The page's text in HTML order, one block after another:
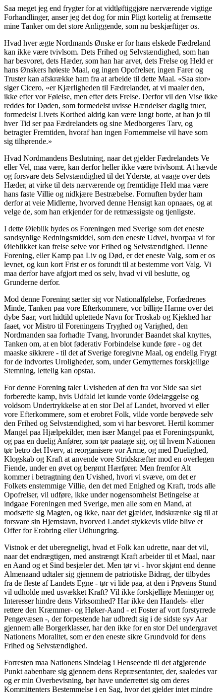
Saa meget jeg end frygter for at vidtløftiggjøre nærværende vigtige
Forhandlinger, anser jeg det dog for min Pligt kortelig at fremsætte
mine Tanker om det store Anliggende, som nu beskjæftiger os.
Hvad hver ægte Nordmands Ønske er for hans elskede Fædreland
kan ikke være tvivlsom. Dets Frihed og Selvstændighed, som han
har besvoret, dets Hæder, som han har arvet, dets Frelse og Held er
hans Ønskers høieste Maal, og ingen Opofrelser, ingen Farer og
Truster kan afskrække ham fra at arbeide til dette Maal. «Saa stor»
siger Cicero, «er Kjærligheden til Fædrelandet, at vi maaler den,
ikke efter vor Følelse, men efter dets Frelse. Derfor vil den Vise ikke
reddes for Døden, som formedelst uvisse Hændelser daglig truer,
formedelst Livets Korthed aldrig kan være langt borte, at han jo til
hver Tid ser paa Fædrelandets og sine Medborgeres Tarv, og
betragter Fremtiden, hvoraf han ingen Fornemmelse vil have som
sig tilhørende.»
Hvad Nordmandens Beslutning, naar det gjelder Fædrelandets Ve
eller Vel, maa være, kan derfor heller ikke være tvivlsomt. At hævde
og forsvare dets Selvstændighed til det Yderste, at vaage over dets
Hæder, at virke til dets nærværende og fremtidige Held maa være
hans faste Villie og nidkjære Bestræbelse. Fornuften byder ham
derfor at veie Midlerne, hvorved denne Hensigt kan opnaaes, og at
velge de, som han erkjender for de retmæssigste og tjenligste.
I dette Øieblik bydes os Foreningen med Sverige som det eneste
sandsynlige Redningsmiddel, som den eneste Udvei, hvorpaa vi for
Øieblikket kan frelse selve vor Frihed og Selvstændighed. Denne
Forening, eller Kamp paa Liv og Død, er det eneste Valg, som er os
levnet, og kun kort Frist er os forundt til at bestemme vort Valg. Vi
maa derfor have afgjort med os selv, hvad vi vil beslutte, og
Grunderne derfor.
Mod denne Forening sætter sig vor Nationalfølelse, Forfædrenes
Minde, Tanken paa vore Efterkommere, vor billige Harme over det
dybe Saar, vort hidtild uplettede Navn for Troskab og Kjekhed har
faaet, vor Mistro til Foreningens Tryghed og Varighed, den
Nordmanden saa forhadte Tvang, hvorunder Baandet skal knyttes,
Tanken om, at en blot føderativ Forbindelse kunde føre - og det
maaske sikkrere - til det af Sverige foregivne Maal, og endelig Frygt
for de indvortes Uroligheder, som, under Gemytternes forskjellige
Stemning, lettelig kan opstaa.
For denne Forening taler Uvisheden af den fra vor Side saa slet
forberedte kamp, hvis Udfald let kunde vorde Ødelæggelse og
voldsom Undertrykkelse at en stor Del af Landet, hvorved vi eller
vore Efterkommere, som et erobret Folk, vilde vorde berøvede selv
den Frihed og Selvstændighed, som vi har besvoret. Hertil kommer
Mangel paa Hjælpekilder, men især Mangel paa et Foreningspunkt,
og paa en duelig Anfører, som tør paatage sig, og til hvem Nationen
tør betro det Hverv, at reorganisere vor Arme, og med Duelighed,
Klogskab og Kraft at anvende vore Stridskræfter mod en overlegen
Fiende, under en øvet og berømt Hærfører. Men fremfor Alt
kommer i betragtning den Uvished, hvori vi svæve, om det er
Folkets enstemmige Villie, den det med Enighed og Kraft, trods alle
Opofrelser, vil udføre, ikke under nogensomhelst Betingelse at
indgaae Foreningen med Sverige, men alle som en Mand, at
modsætte sig Magten, og ikke, naar det gjælder, indskrænke sig til at
forsvare sin Hjemstavn, hvorved Landet stykkevis vilde blive et
Offer for Erobring eller Udhungring.
Vistnok er det uberegneligt, hvad et Folk kan udrette, naar det vil,
naar det endrægtigen, med anstrængt Kraft arbeider til et Maal, naar
en Aand og et Sind besjæler det. Men tør vi - hvor skjønt end denne
Almenaand udtaler sig gjennem de patriotiske Bidrag, der tilbydes
fra de fleste af Landets Egne - tør vi lide paa, at den i Prøvens Stund
vil udholde med usvækket Kraft? Vil ikke forskjellige Meninger og
Interesser hindre dens Virksomhed? Har ikke den Handels- eller
rettere den Kræmmer- og Høker-Aand - et Foster af vort forstyrrede
Pengevæsen -, der forpestende har udbredt sig i de sidste syv Aar
gjennem alle Borgerklasser, har den ikke for en stor Del undergravet
Nationens Moralitet, som er den eneste sikre Grundvold for dens
Frihed og Selvstændighed.
Forresten maa Nationens Sindelag i Henseende til det afgjørende
Punkt aabenbare sig gjennem dens Repræsentanter, der, saaledes var
og er min Overbevisning, bør have underrettet sig om deres
Kommittenters Bestemmelse i en Sag, hvor det gjelder intet mindre